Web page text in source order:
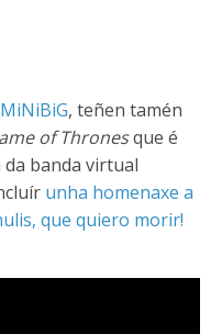
MiNiBiG, teñen tamén
of Thronesque é
da banda virtual
unha homenaxe a
que quiero morir!